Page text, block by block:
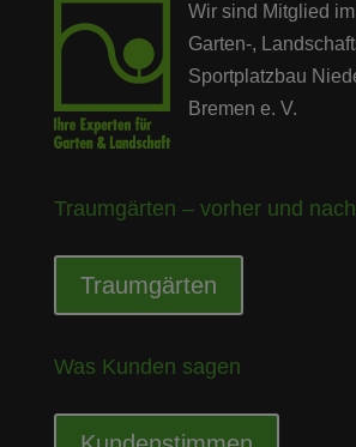
Wir sind Mitglied
Garten-,
Sportplatzbau
Bremen e. V.
Traumgärten – vorher und
Traumgärten
Was Kunden sagen